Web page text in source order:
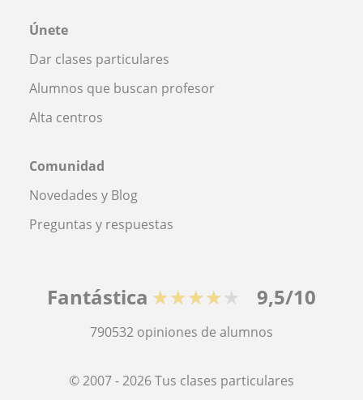
Únete
Dar clases particulares
Alumnos que buscan profesor
Alta centros
Comunidad
Novedades y Blog
Preguntas y respuestas
Fantástica ★★★★★ 9,5/10
790532 opiniones de alumnos
© 2007 - 2026 Tus clases particulares